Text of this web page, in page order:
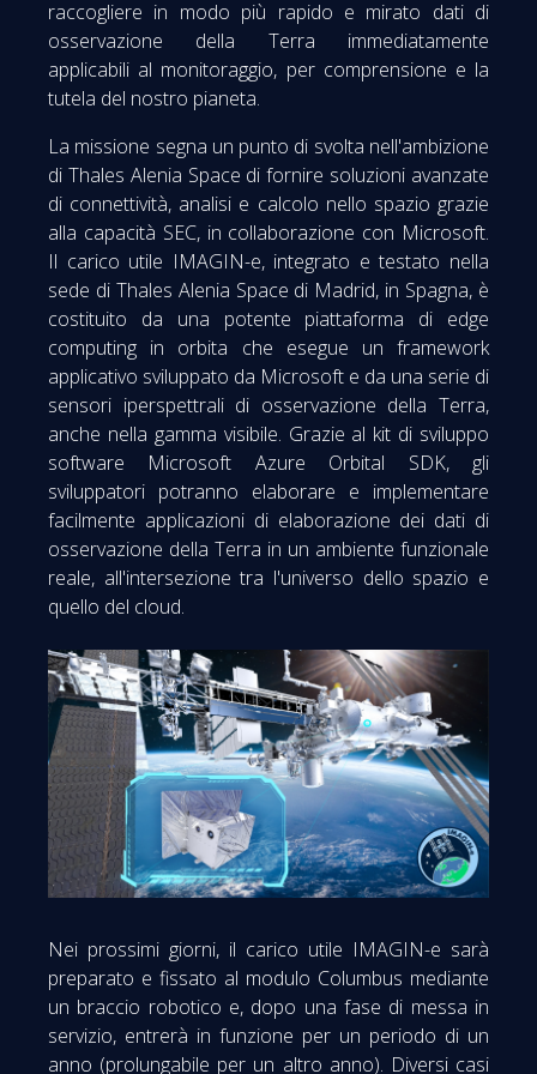
raccogliere in modo più rapido e mirato dati di
osservazione della Terra immediatamente
applicabili al monitoraggio, per comprensione e la
tutela del nostro pianeta.
La missione segna un punto di svolta nell'ambizione
di Thales Alenia Space di fornire soluzioni avanzate
di connettività, analisi e calcolo nello spazio grazie
alla capacità SEC, in collaborazione con Microsoft.
Il carico utile IMAGIN-e, integrato e testato nella
sede di Thales Alenia Space di Madrid, in Spagna, è
costituito da una potente piattaforma di edge
computing in orbita che esegue un framework
applicativo sviluppato da Microsoft e da una serie di
sensori iperspettrali di osservazione della Terra,
anche nella gamma visibile. Grazie al kit di sviluppo
software Microsoft Azure Orbital SDK, gli
sviluppatori potranno elaborare e implementare
facilmente applicazioni di elaborazione dei dati di
osservazione della Terra in un ambiente funzionale
reale, all'intersezione tra l'universo dello spazio e
quello del cloud.
Nei prossimi giorni, il carico utile IMAGIN-e sarà
preparato e fissato al modulo Columbus mediante
un braccio robotico e, dopo una fase di messa in
servizio, entrerà in funzione per un periodo di un
anno (prolungabile per un altro anno). Diversi casi